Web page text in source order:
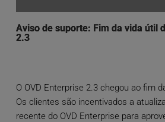
Aviso de suporte: Fim da vida útil
2.3
O OVD Enterprise 2.3 chegou ao fim
Os clientes são incentivados a
recente do OVD Enterprise para